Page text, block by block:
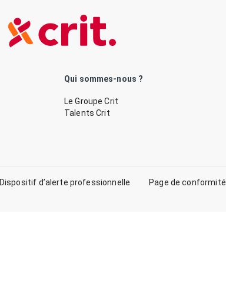
Qui sommes-nous ?
Le Groupe Crit
Talents Crit
Dispositif d’alerte professionnelle Page de conformité